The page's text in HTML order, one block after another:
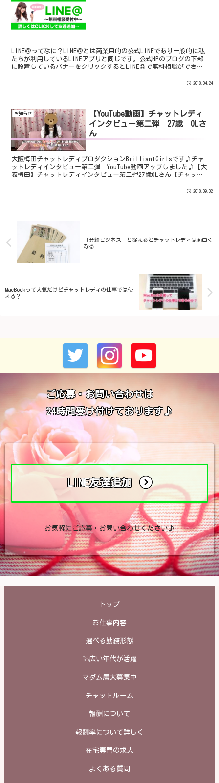
LINE＠ってなに？LINE＠とは商業目的の公式LINEであり一般的に私
たちが利用しているLINEアプリと同じです。公式HPのブログの下部
に設置しているバナーをクリックするとLINE＠で無料相談ができま
2018.04.24
お知らせ
【YouTube動画】チャットレディ
インタビュー第二弾 27歳 OLさ
ん
大阪梅田チャットレディプロダクションBrilliantGirlsです♪チャ
ットレディインタビュー第二弾 YouTube動画アップしました♪【大
阪梅田】チャットレディインタビュー第二弾27歳OLさん【チャット
2018.09.02
「分給ビジネス」と捉えるとチャットレディは面白く
なる
MacBookって人気だけどチャットレディの仕事では使
える？
ご応募・お問い合わせは
24時間受け付けております♪
LINE友達追加
お気軽にご応募・お問い合わせください♪
トップ
お仕事内容
選べる勤務形態
幅広い年代が活躍
マダム層大募集中
チャットルーム
報酬について
報酬率について詳しく
在宅専門の求人
よくある質問